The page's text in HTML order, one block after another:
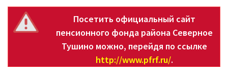
Посетить официальный сайт
пенсионного фонда района Северное
Тушино можно, перейдя по ссылке
http://www.pfrf.ru/.